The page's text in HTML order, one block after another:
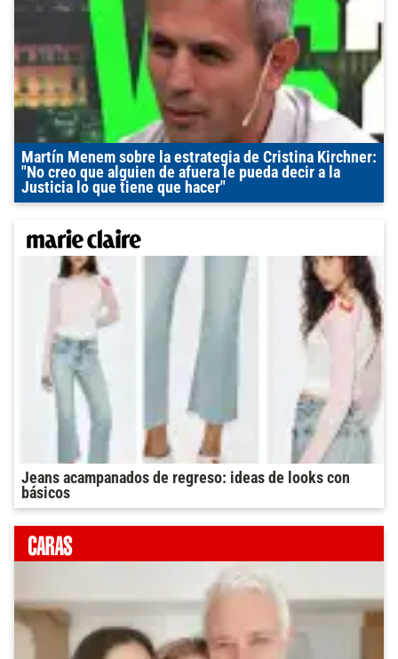
Martín Menem sobre la estrategia de Cristina Kirchner:
"No creo que alguien de afuera le pueda decir a la
Justicia lo que tiene que hacer"
Jeans acampanados de regreso: ideas de looks con
básicos